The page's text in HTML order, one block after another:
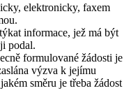
elektronicky, faxem
informace, jež má být
podal.
formulované žádosti je
výzva k jejímu
směru je třeba žádost